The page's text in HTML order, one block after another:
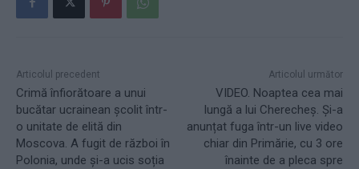
Articolul precedent
Crimă înfiorătoare a unui
bucătar ucrainean școlit într-
o unitate de elită din
Moscova. A fugit de război în
Polonia, unde și-a ucis soția
Articolul următor
VIDEO. Noaptea cea mai
lungă a lui Cherecheș. Și-a
anunțat fuga într-un live video
chiar din Primărie, cu 3 ore
înainte de a pleca spre